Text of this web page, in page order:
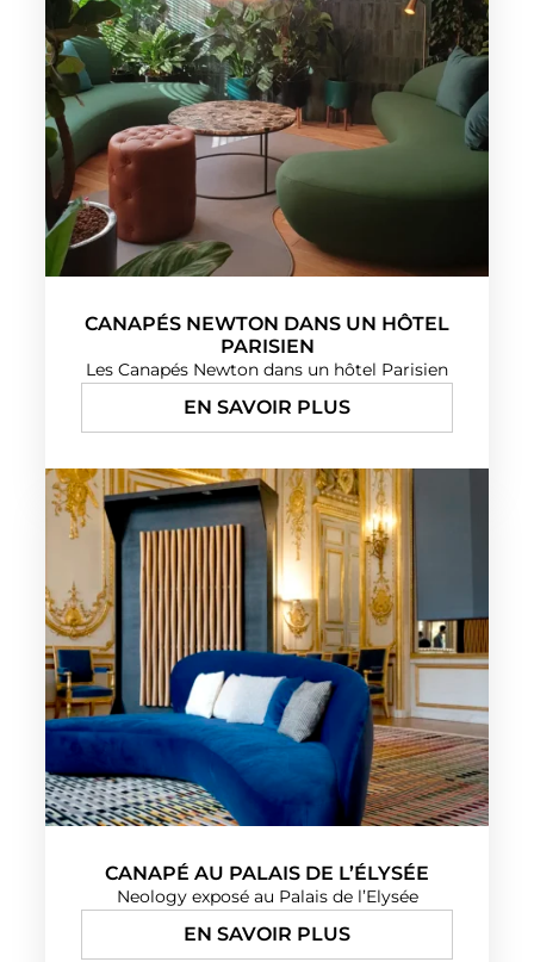
CANAPÉS NEWTON DANS UN HÔTEL
PARISIEN
Les Canapés Newton dans un hôtel Parisien
EN SAVOIR PLUS
CANAPÉ AU PALAIS DE L’ÉLYSÉE
Neology exposé au Palais de l’Elysée
EN SAVOIR PLUS